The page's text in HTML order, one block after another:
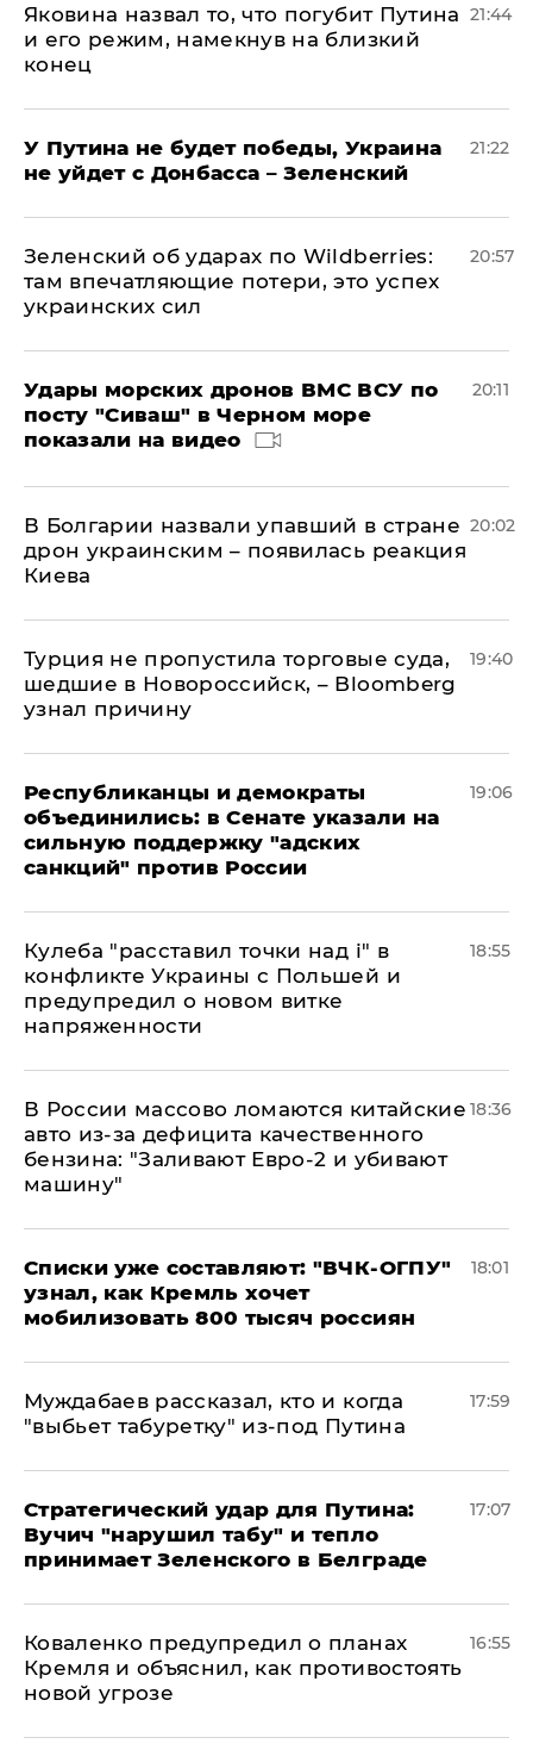
Яковина назвал то, что погубит Путина
и его режим, намекнув на близкий
конец
21:44
У Путина не будет победы, Украина
не уйдет с Донбасса – Зеленский
21:22
Зеленский об ударах по Wildberries:
там впечатляющие потери, это успех
украинских сил
20:57
Удары морских дронов ВМС ВСУ по
посту "Сиваш" в Черном море
показали на видео
20:11
В Болгарии назвали упавший в стране
дрон украинским – появилась реакция
Киева
20:02
Турция не пропустила торговые суда,
шедшие в Новороссийск, – Bloomberg
узнал причину
19:40
Республиканцы и демократы
объединились: в Сенате указали на
сильную поддержку "адских
санкций" против России
19:06
Кулеба "расставил точки над і" в
конфликте Украины с Польшей и
предупредил о новом витке
напряженности
18:55
В России массово ломаются китайские
авто из-за дефицита качественного
бензина: "Заливают Евро-2 и убивают
машину"
18:36
Списки уже составляют: "ВЧК-ОГПУ"
узнал, как Кремль хочет
мобилизовать 800 тысяч россиян
18:01
Муждабаев рассказал, кто и когда
"выбьет табуретку" из-под Путина
17:59
Стратегический удар для Путина:
Вучич "нарушил табу" и тепло
принимает Зеленского в Белграде
17:07
Коваленко предупредил о планах
Кремля и объяснил, как противостоять
новой угрозе
16:55